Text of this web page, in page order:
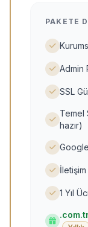
PAKETE
Admin
SSL
Temel
hazır)
1 Yıl